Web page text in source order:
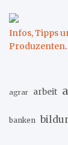
Beiträge
Infos, Tipps
Produzenten.
agrar arbeit
banken